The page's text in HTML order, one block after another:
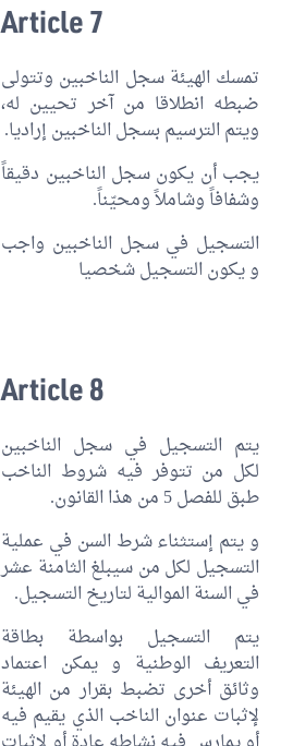
Article 7
تمسك الهيئة سجل الناخبين وتتولى
ضبطه انطلاقا من آخر تحيين له،
ويتم الترسيم بسجل الناخبين إراديا.
يجب أن يكون سجل الناخبين دقيقاً
وشفافاً وشاملاً ومحيّناً.
التسجيل في سجل الناخبين واجب
و يكون التسجيل شخصيا
Article 8
يتم التسجيل في سجل الناخبين
لكل من تتوفر فيه شروط الناخب
طبق للفصل 5 من هذا القانون.
و يتم إستثناء شرط السن في عملية
التسجيل لكل من سيبلغ الثامنة عشر
في السنة الموالية لتاريخ التسجيل.
يتم التسجيل بواسطة بطاقة
التعريف الوطنية و يمكن اعتماد
وثائق أخرى تضبط بقرار من الهيئة
لإثبات عنوان الناخب الذي يقيم فيه